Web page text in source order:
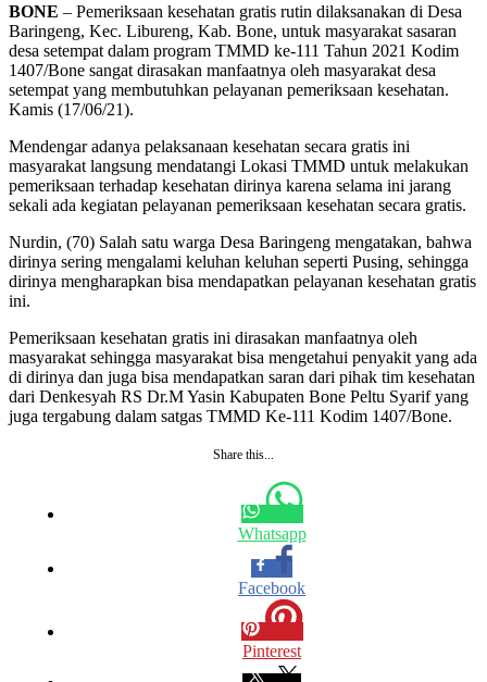
BONE – Pemeriksaan kesehatan gratis rutin dilaksanakan di Desa
Baringeng, Kec. Libureng, Kab. Bone, untuk masyarakat sasaran
desa setempat dalam program TMMD ke-111 Tahun 2021 Kodim
1407/Bone sangat dirasakan manfaatnya oleh masyarakat desa
setempat yang membutuhkan pelayanan pemeriksaan kesehatan.
Kamis (17/06/21).
Mendengar adanya pelaksanaan kesehatan secara gratis ini
masyarakat langsung mendatangi Lokasi TMMD untuk melakukan
pemeriksaan terhadap kesehatan dirinya karena selama ini jarang
sekali ada kegiatan pelayanan pemeriksaan kesehatan secara gratis.
Nurdin, (70) Salah satu warga Desa Baringeng mengatakan, bahwa
dirinya sering mengalami keluhan keluhan seperti Pusing, sehingga
dirinya mengharapkan bisa mendapatkan pelayanan kesehatan gratis
ini.
Pemeriksaan kesehatan gratis ini dirasakan manfaatnya oleh
masyarakat sehingga masyarakat bisa mengetahui penyakit yang ada
di dirinya dan juga bisa mendapatkan saran dari pihak tim kesehatan
dari Denkesyah RS Dr.M Yasin Kabupaten Bone Peltu Syarif yang
juga tergabung dalam satgas TMMD Ke-111 Kodim 1407/Bone.
Share this...
Whatsapp
Facebook
Pinterest